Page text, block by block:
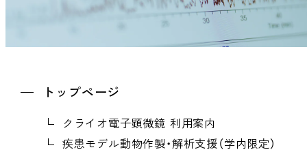
トップページ
クライオ電子顕微鏡 利用案内
疾患モデル動物作製・解析支援（学内限定）